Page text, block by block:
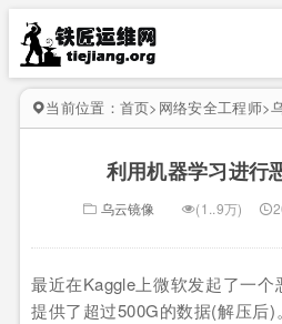
当前位置： 首页> 网络安全工程师>
利用机器学习进行
乌云镜像 (1..9万)
最近在Kaggle上微软发起了一
提供了超过500G的数据(解压后